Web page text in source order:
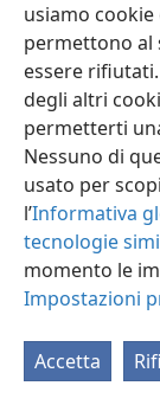
usiamo
permettono al
essere
degli altri
permetterti
Nessuno di
usato per
l’Informativa
tecnologie
momento le
Impostazioni
Accetta
Copyright © 2026